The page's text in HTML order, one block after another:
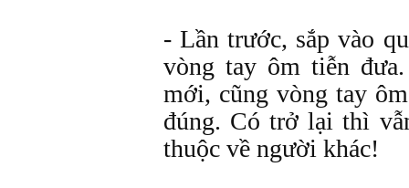
- Lần trước, sắp vào
vòng tay ôm tiễn
mới, cũng vòng tay
đúng. Có trở lại thì
thuộc về người khác!